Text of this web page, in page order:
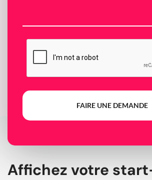
FAIRE UNE DEMANDE
Affichez votre